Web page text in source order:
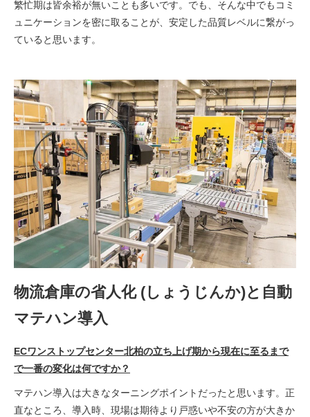
繁忙期は皆余裕が無いことも多いです。でも、そんな中でもコミ
ュニケーションを密に取ることが、安定した品質レベルに繋がっ
ていると思います。
物流倉庫の省人化 (しょうじんか)と自動
マテハン導入
ECワンストップセンター北柏の立ち上げ期から現在に至るまで
で一番の変化は何ですか？
マテハン導入は大きなターニングポイントだったと思います。正
直なところ、導入時、現場は期待より戸惑いや不安の方が大きか